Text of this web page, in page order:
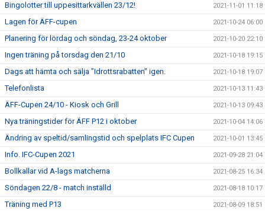
Bingolotter till uppesittarkvällen 23/12! 2021-11-01 11:18
Lagen för ÄFF-cupen 2021-10-24 06:00
Planering för lördag och söndag, 23-24 oktober 2021-10-20 22:10
Ingen träning på torsdag den 21/10 2021-10-18 19:15
Dags att hämta och sälja ”Idrottsrabatten” igen. 2021-10-18 19:07
Telefonlista 2021-10-13 11:43
ÄFF-Cupen 24/10 - Kiosk och Grill 2021-10-13 09:43
Nya träningstider för ÄFF P12 i oktober 2021-10-04 14:06
Ändring av speltid/samlingstid och spelplats IFC Cupen 2021-10-01 13:45
Info. IFC-Cupen 2021 2021-09-28 21:04
Bollkallar vid A-lags matcherna 2021-08-25 16:34
Söndagen 22/8 - match inställd 2021-08-18 10:17
Träning med P13 2021-08-09 18:51